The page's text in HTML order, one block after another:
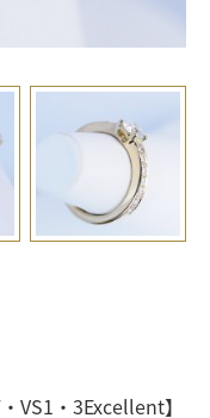
・3Excellent】